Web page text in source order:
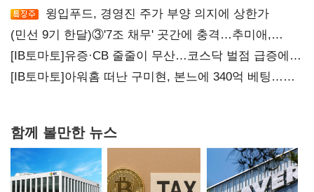
윙입푸드, 경영진 주가 부양 의지에 상한가
(민선 9기 한달)③'7조 채무' 곳간에 충격…추미애,
20년만에 '비상재정' 선언 승부수
[IB토마토]유증·CB 줄줄이 무산…코스닥 벌점 급증에
상폐 압박
[IB토마토]아워홈 떠난 구미현, 본느에 340억 베팅…
함께 볼만한 뉴스